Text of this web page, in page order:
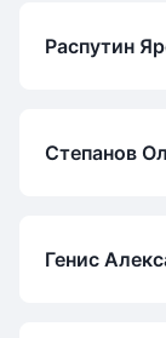
Распутин
Степанов
Генис